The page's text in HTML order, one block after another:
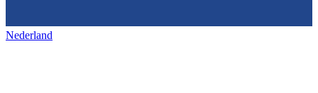
Nederland